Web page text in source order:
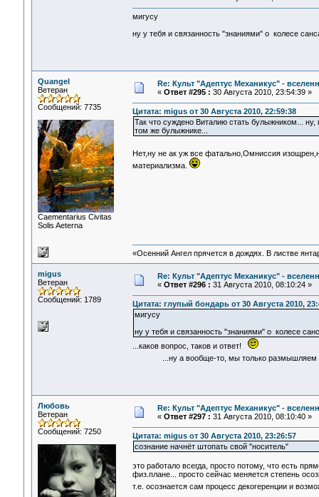
мигусу
ну у тебя и связанность "знаниями" о колесе
Quangel
Ветеран
Сообщений: 7735
Сaementarius Civitas
Solis Aeterna
Re: Культ "Адептус Механикус" -
« Ответ #295 : 30 Августа 2010, 23:54:39 »
Цитата: migus от 30 Августа 2010, 22:59:38
Так что суждено Виталию стать булыжником...
том же булыжнике...
Нет,ну не ак уж все фатально,Омниссия
материализма.
«Осенний Ангел прячется в дождях. В листве
migus
Ветеран
Сообщений: 1789
Re: Культ "Адептус Механикус" -
« Ответ #296 : 31 Августа 2010, 08:10:24 »
Цитата: глупый бондарь от 30 Августа 2010,
мигусу
ну у тебя и связанность "знаниями" о колесе
...каков вопрос, таков и ответ!
...ну а вообще-то, мы только размышляем
Любовь
Ветеран
Сообщений: 7250
Re: Культ "Адептус Механикус" -
« Ответ #297 : 31 Августа 2010, 08:10:40 »
Цитата: migus от 30 Августа 2010, 23:26:57
сознание начнёт штопать свой "носитель"
это работало всегда, просто потому, что есть
физ.плане... просто сейчас меняется степень
т.е. осознается сам процесс декогеренции и